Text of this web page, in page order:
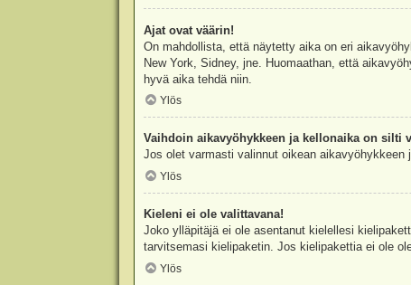
Ajat ovat väärin!
On mahdollista, että näytetty aika on eri
New York, Sidney, jne. Huomaathan, että
hyvä aika tehdä niin.
Ylös
Vaihdoin aikavyöhykkeen ja kellonaika on silti
Jos olet varmasti valinnut oikean
Ylös
Kieleni ei ole valittavana!
Joko ylläpitäjä ei ole asentanut kielellesi
tarvitsemasi kielipaketin. Jos kielipakettia ei ole
Ylös